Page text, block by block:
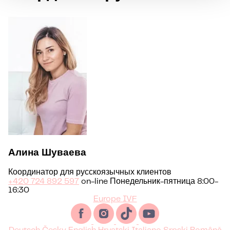
Алина Шуваева
Координатор для русскоязычных клиентов
+420 724 892 597 on-line Понедельник-пятница 8:00-
16:30
Europe IVF